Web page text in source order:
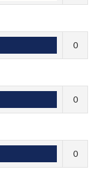
0
0
0